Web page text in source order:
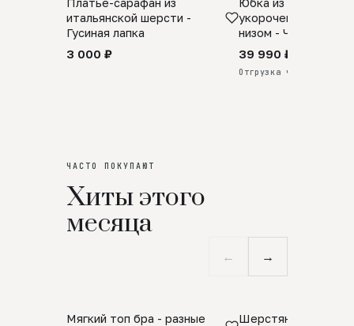
SALE
Платье-сарафан из
итальянской шерсти -
Гусиная лапка
3 000 ₽
ПРЕДЗАКАЗ
Юбка из
укороченная с
низом - Черный
39 990 ₽
Отгрузка через 25 дней
ЧАСТО ПОКУПАЮТ
Хиты этого
месяца
← →
Мягкий топ бра - разные
Шерстяной свитер